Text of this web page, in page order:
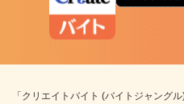
「クリエイトバイト (バイトジャング